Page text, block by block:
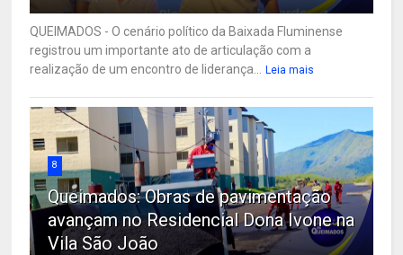
QUEIMADOS - O cenário político da Baixada Fluminense
registrou um importante ato de articulação com a
realização de um encontro de liderança...
Leia mais
8
Queimados: Obras de pavimentação
avançam no Residencial Dona Ivone na
Vila São João